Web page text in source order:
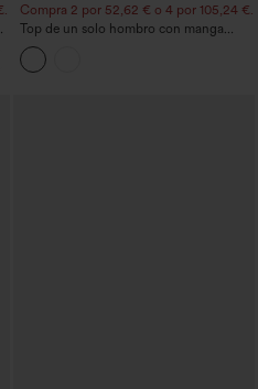
Compra 2 por 52,62 € o 4 por 105,24 €.
Top de un solo hombro con manga
corta, dobladillo curvo high‑low,
sujetador integrado y estampado de
lunares, estilo casual